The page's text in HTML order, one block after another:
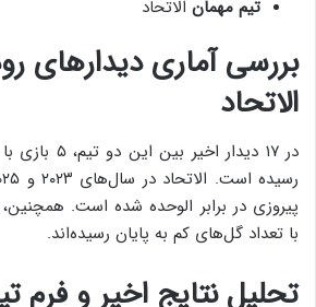
تیم مهمان الاتحاد
بررسی آماری دیدارهای
الاتحاد
در ۱۷ دیدار
پیروزی در برابر الوحده شده است. همچنین،
با تعداد گل‌های کم به پایان رسیده‌اند.
تحلیل نتایج اخیر و فرم